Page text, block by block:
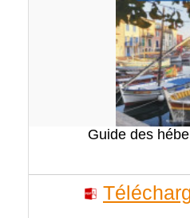
Guide des